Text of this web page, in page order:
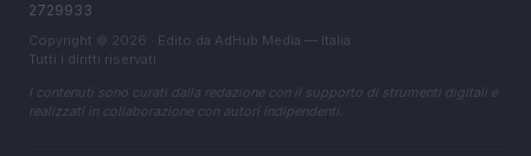
2729933
Copyright © 2026 · Edito da AdHub Media — Italia
Tutti i diritti riservati
I contenuti sono curati dalla redazione con il supporto di strumenti digitali e
realizzati in collaborazione con autori indipendenti.